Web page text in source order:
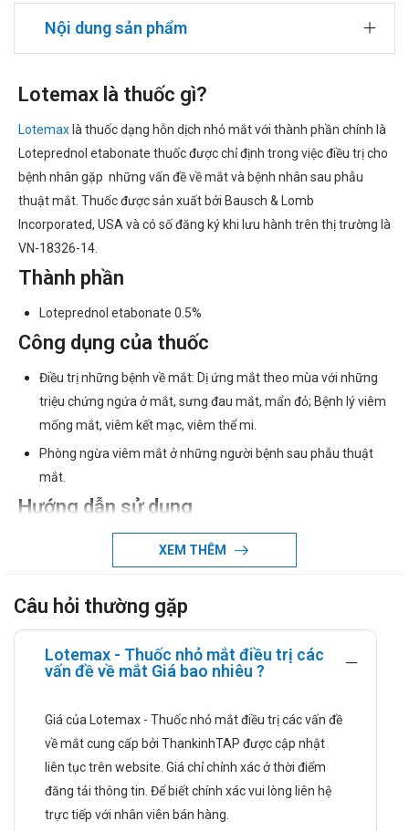
Nội dung sản phẩm
Lotemax là thuốc gì?
Lotemax là thuốc dạng hỗn dịch nhỏ mắt với thành phần chính là
Loteprednol etabonate thuốc được chỉ định trong việc điều trị cho
bệnh nhân gặp những vấn đề về mắt và bệnh nhân sau phẫu
thuật mắt. Thuốc được sản xuất bởi Bausch & Lomb
Incorporated, USA và có số đăng ký khi lưu hành trên thị trường là
VN-18326-14.
Thành phần
Loteprednol etabonate 0.5%
Công dụng của thuốc
Điều trị những bệnh về mắt: Dị ứng mắt theo mùa với những
triệu chứng ngứa ở mắt, sưng đau mắt, mẩn đỏ; Bệnh lý viêm
mống mắt, viêm kết mạc, viêm thể mi.
Phòng ngừa viêm mắt ở những người bệnh sau phẫu thuật
mắt.
Hướng dẫn sử dụng
Liều dùng và cách dùng:
Liều dùng điều trị bệnh có đáp ứng với steroid:
Liều dùng cho người bệnh dị ứng mắt theo mùa: Nhỏ 1 giọt
mỗi lần 1 bên mắt, nhỏ 4 lần chia đều trong ngày. Liều khởi
điểm trong tuần đầu có thể tăng đến 1 giọt/giờ nếu cần. Chú ý,
hiệu và triệu chứng không giảm sau điều trị 2 ngày, người
bệnh cần đi kiểm tra lại.
Liều dùng điều trị cho người bệnh sau phẫu thuật mắt: nhỏ từ
1 – 2 giọt mỗi lần 1 bên mắt phẫu thuật, ngày 4 lần. Nên bắt
đầu dùng thuốc 24 giờ sau phẫu thuật và tiếp tục trong 2 tuần
XEM THÊM
Câu hỏi thường gặp
Lotemax - Thuốc nhỏ mắt điều trị các
vấn đề về mắt Giá bao nhiêu ?
Giá của Lotemax - Thuốc nhỏ mắt điều trị các vấn đề
về mắt cung cấp bởi ThankinhTAP được cập nhật
liên tục trên website. Giá chỉ chỉnh xác ở thời điểm
đăng tải thông tin. Để biết chính xác vui lòng liên hệ
trực tiếp với nhân viên bán hàng.